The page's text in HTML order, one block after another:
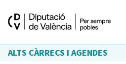
ALTS CÀRRECS I AGENDES